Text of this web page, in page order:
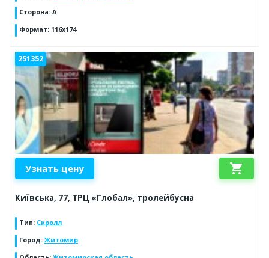
Сторона: А
Формат: 116х174
251352
Узнать цену shopping_cart
Київська, 77, ТРЦ «Глобал», тролейбусна
Тип: Скролл
Город: Житомир